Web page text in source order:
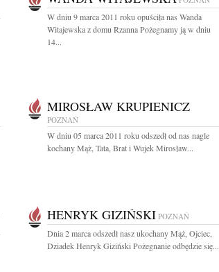
W dniu 9 marca 2011 roku opuściła nas Wanda
Witajewska z domu Rzanna Pożegnamy ją w dniu
14...
MIROSŁAW KRUPIENICZ
POZNAŃ
W dniu 05 marca 2011 roku odszedł od nas nagle
kochany Mąż, Tata, Brat i Wujek Mirosław...
HENRYK GIZIŃSKI POZNAŃ
Dnia 2 marca odszedł nasz ukochany Mąż, Ojciec,
Dziadek Henryk Giziński Pożegnanie odbędzie się...